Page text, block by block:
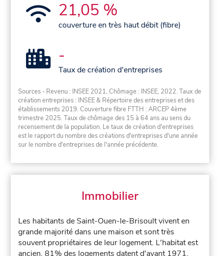
21,05 %
couverture en très haut débit (fibre)
-
Taux de création d'entreprises
Sources - Revenu : INSEE 2021, Chômage : INSEE, 2022. Taux de
création entreprises : INSEE & Répertoire des entreprises et des
établissements 2019. Couverture fibre FTTH : ARCEP 4ème
trimestre 2025. Taux de chômage des 15 à 64 ans au sens du
recensement de la population. Le taux de création d'entreprises
est le rapport du nombre des créations d'entreprises d'une année
sur le nombre d'entreprises de l'année précédente.
Immobilier
Les habitants de Saint-Ouen-le-Brisoult vivent en
grande majorité dans une maison et sont très
souvent propriétaires de leur logement. L'habitat est
ancien, 81% des logements datent d'avant 1971.